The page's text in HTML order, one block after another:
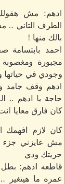
ادهم: مش
الطرف التاني
بالك منها !
احمد
مجبورة ومغصوبة
وجودي في حياتها
ادهم وقف جامد
حاجة يا ادهم ..
كان فارق معايا
كان لازم افهمك
مش عايزني جزء
حريتك ودي
قاطعه ادهم:
عمره ما هيتغير